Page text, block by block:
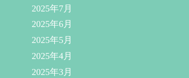
2025年7月
2025年6月
2025年5月
2025年4月
2025年3月